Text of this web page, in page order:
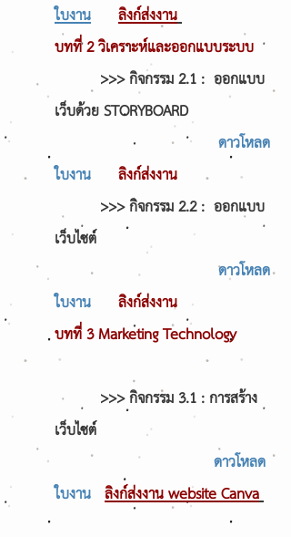
ใบงาน
ลิงก์ส่งงาน
บทที่ 2วิเคราะห์และออกแบบระบบ
>>> กิจกรรม 2.1 : ออกแบบ
เว็บด้วย STORYBOARD
ดาวโหลด
ใบงาน
ลิงก์ส่งงาน
>>> กิจกรรม 2.2 : ออกแบบ
เว็บไซต์
ดาวโหลด
ใบงาน
ลิงก์ส่งงาน
บทที่ 3Marketing Technology
>>> กิจกรรม 3.1 : การสร้าง
เว็บไซต์
ดาวโหลด
ใบงาน ลิงก์ส่งงาน website Canva